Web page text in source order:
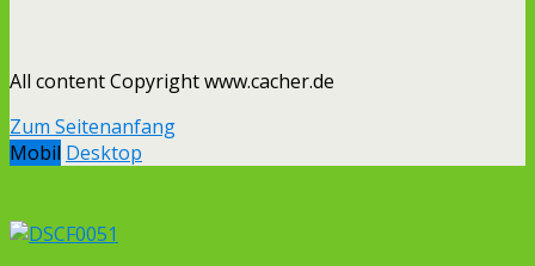
All content Copyright www.cacher.de
Zum Seitenanfang
Mobil Desktop